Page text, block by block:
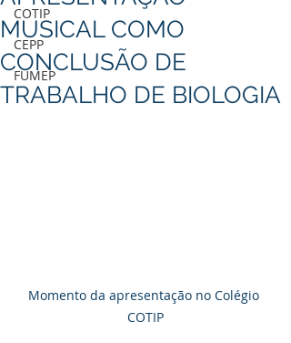
COTIP
CEPP
FUMEP
MUSICAL COMO
CONCLUSÃO DE
TRABALHO DE BIOLOGIA
Momento da apresentação no Colégio
COTIP